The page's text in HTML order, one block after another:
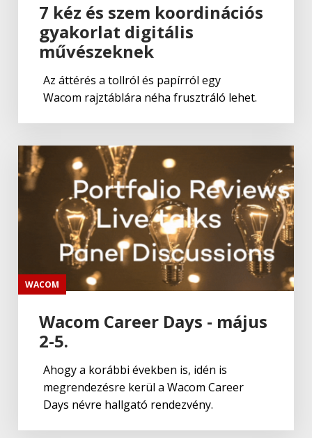
7 kéz és szem koordinációs
gyakorlat digitális
művészeknek
Az áttérés a tollról és papírról egy
Wacom rajztáblára néha frusztráló lehet.
WACOM
Wacom Career Days - május
2-5.
Ahogy a korábbi években is, idén is
megrendezésre kerül a Wacom Career
Days névre hallgató rendezvény.